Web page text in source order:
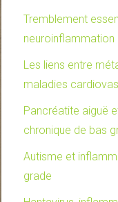
Tremblement
neuroinflammation
Les liens entre
maladies
Pancréatite aiguë
chronique de bas
Autisme et
grade